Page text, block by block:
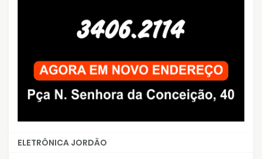
ELETRÔNICA JORDÃO